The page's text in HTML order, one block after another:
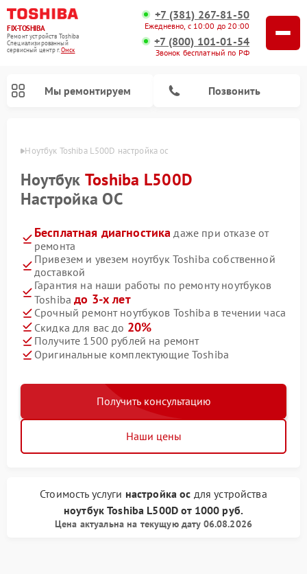
FIX-TOSHIBA
Ремонт устройств Toshiba
Специализированный
cервисный центр г.Омск
+7 (381) 267-81-50
Ежедневно, с 10:00 до 20:00
+7 (800) 101-01-54
Звонок бесплатный по РФ
Мы ремонтируем Позвонить
Ноутбук Toshiba L500D настройка ос
Ноутбук Toshiba L500D
Настройка ОС
Бесплатная диагностика даже при отказе от
ремонта
Привезем и увезем ноутбук Toshiba собственной
доставкой
Гарантия на наши работы по ремонту ноутбуков
Toshibaдо 3-х лет
Срочный ремонт ноутбуков Toshiba в течении часа
Скидка для вас до 20%
Получите 1500 рублей на ремонт
Оригинальные комплектующие Toshiba
Получить консультацию
Наши цены
Стоимость услуги настройка ос для устройства
ноутбук Toshiba L500Dот 1000 руб.
Цена актуальна на текущую дату 06.08.2026